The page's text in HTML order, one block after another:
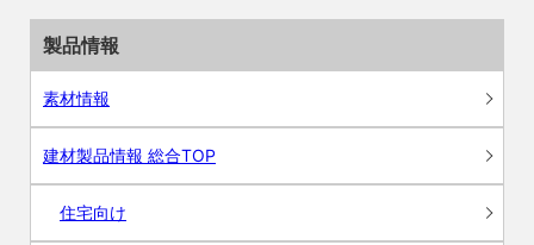
製品情報
素材情報
建材製品情報 総合TOP
住宅向け